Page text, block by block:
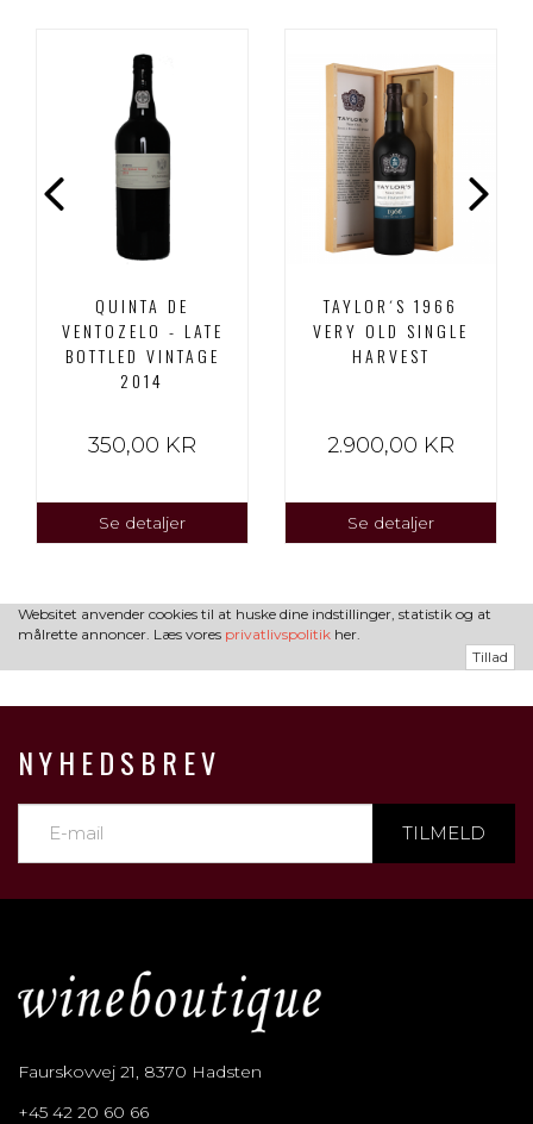
QUINTA DE
VENTOZELO - LATE
BOTTLED VINTAGE
2014
350,00 KR
Se detaljer
TAYLOR´S 1966
VERY OLD SINGLE
HARVEST
2.900,00 KR
Se detaljer
Websitet anvender cookies til at huske dine indstillinger, statistik og at
målrette annoncer. Læs vores privatlivspolitik her.
Tillad
NYHEDSBREV
TILMELD
Faurskovvej 21, 8370 Hadsten
+45 42 20 60 66